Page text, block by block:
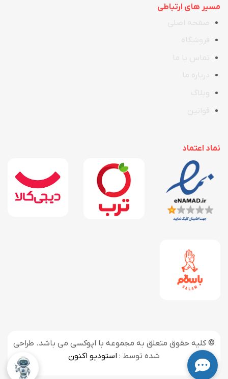
مسیر های ارتباطی
نماد اعتماد
© کلیه حقوق متعلق به مجموعه با اپوکسی می باشد. طراحی
شده توسط : استودیو اکنون